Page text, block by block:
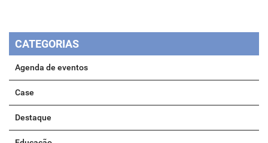
CATEGORIAS
Agenda de eventos
Case
Destaque